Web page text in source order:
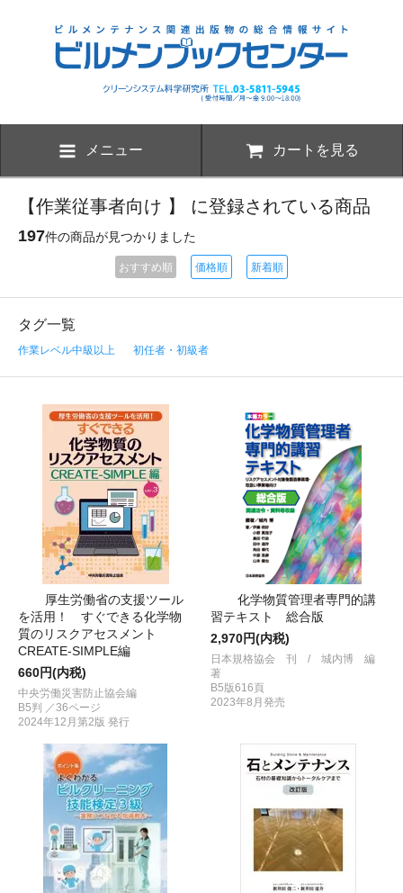
メニュー カートを見る
【作業従事者向け 】 に登録されている商品
197件の商品が見つかりました
おすすめ順 価格順 新着順
タグ一覧
作業レベル中級以上 初任者・初級者
厚生労働省の支援ツール
を活用！ すぐできる化学物
質のリスクアセスメント
CREATE-SIMPLE編
660円(内税)
中央労働災害防止協会編
B5判 ／36ページ
2024年12月第2版 発行
化学物質管理者専門的講
習テキスト 総合版
2,970円(内税)
日本規格協会 刊 / 城内博 編
著
B5版616頁
2023年8月発売